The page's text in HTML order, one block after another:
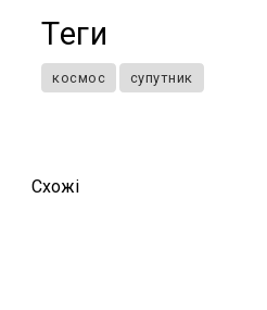
Теги
космос супутник
Схожi